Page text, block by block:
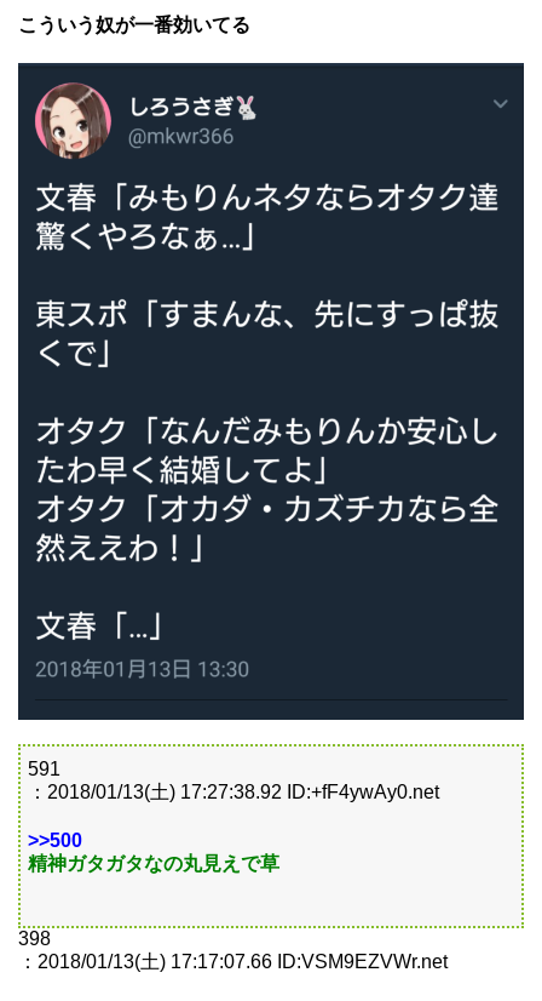
こういう奴が一番効いてる
591
：2018/01/13(土) 17:27:38.92 ID:+fF4ywAy0.net
>>500
精神ガタガタなの丸見えで草
398
：2018/01/13(土) 17:17:07.66 ID:VSM9EZVWr.net